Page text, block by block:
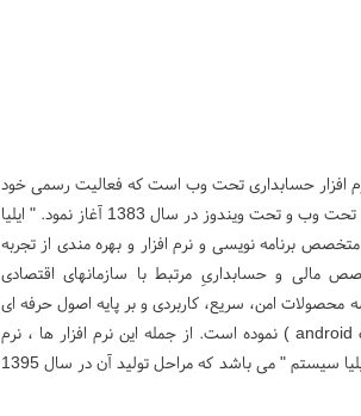
افزار حسابداری تحت وب است که فعالیت رسمی خود
را در زمینه تولید نرم افزارهای تحت وب و تحت ویندوز در سال 1383 آغاز نمود. " ایلیا
برنامه نویسی و نرم افزار و بهره مندی از تجربه
مالی و حسابداریِ مرتبط با سازمانهای اقتصادی
محصولات امن، سریع، کاربردی و بر پایه اصول حرفه ای
بر بستر وب و موبایل (android & ios ) نموده است. از جمله این نرم افزار ها ، نرم
افزار حسابداری تحت وب " ایلیا سیستم " می باشد که مراحل تولید آن در سال 1395